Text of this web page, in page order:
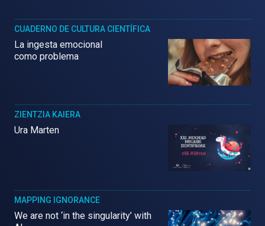
CUADERNO DE CULTURA CIENTÍFICA
La ingesta emocional
como problema
ZIENTZIA KAIERA
Ura Marten
MAPPING IGNORANCE
We are not ‘in the singularity’ with